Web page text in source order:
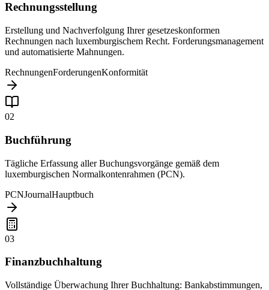
Rechnungsstellung
Erstellung und Nachverfolgung Ihrer gesetzeskonformen
Rechnungen nach luxemburgischem Recht. Forderungsmanagement
und automatisierte Mahnungen.
RechnungenForderungenKonformität
02
Buchführung
Tägliche Erfassung aller Buchungsvorgänge gemäß dem
luxemburgischen Normalkontenrahmen (PCN).
PCNJournalHauptbuch
03
Finanzbuchhaltung
Vollständige Überwachung Ihrer Buchhaltung: Bankabstimmungen,